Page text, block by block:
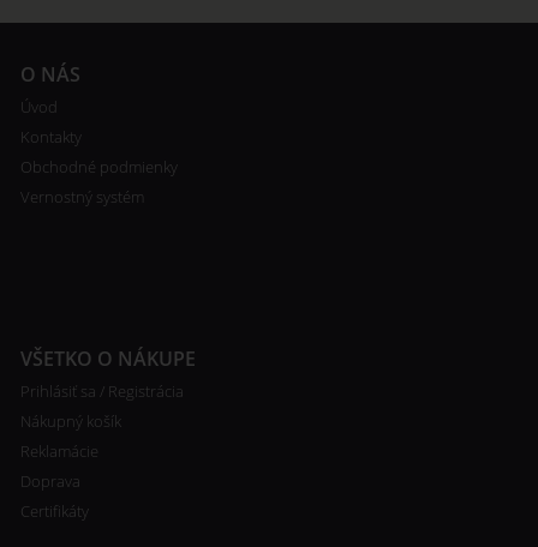
O NÁS
Úvod
Kontakty
Obchodné podmienky
Vernostný systém
VŠETKO O NÁKUPE
Prihlásiť sa / Registrácia
Nákupný košík
Reklamácie
Doprava
Certifikáty